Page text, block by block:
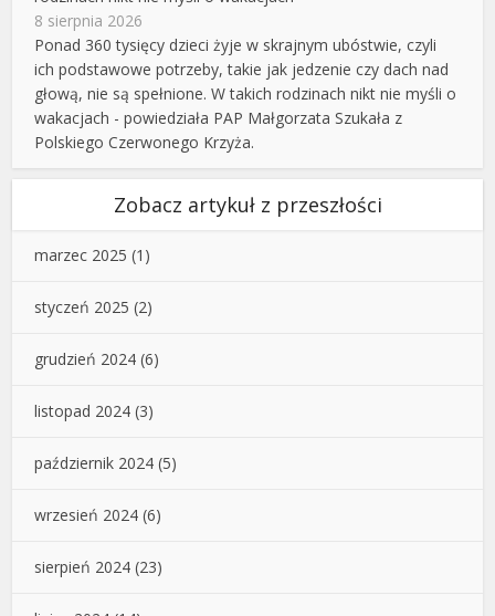
8 sierpnia 2026
Ponad 360 tysięcy dzieci żyje w skrajnym ubóstwie, czyli
ich podstawowe potrzeby, takie jak jedzenie czy dach nad
głową, nie są spełnione. W takich rodzinach nikt nie myśli o
wakacjach - powiedziała PAP Małgorzata Szukała z
Polskiego Czerwonego Krzyża.
Zobacz artykuł z przeszłości
marzec 2025 (1)
styczeń 2025 (2)
grudzień 2024 (6)
listopad 2024 (3)
październik 2024 (5)
wrzesień 2024 (6)
sierpień 2024 (23)